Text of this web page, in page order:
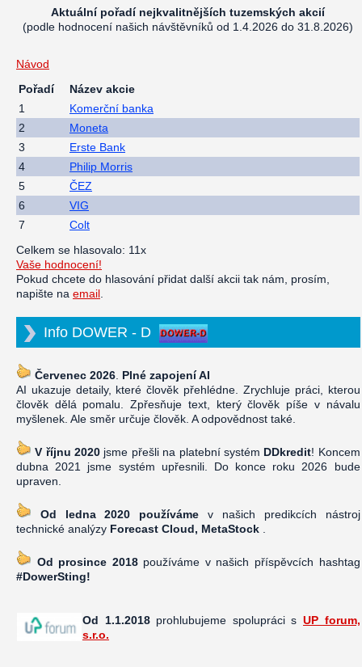
Aktuální pořadí nejkvalitnějších tuzemských akcií
(podle hodnocení našich návštěvníků od 1.4.2026 do 31.8.2026)
Návod
Pořadí
Název akcie
1
Komerční banka
2
Moneta
3
Erste Bank
4
Philip Morris
5
ČEZ
6
VIG
7
Colt
Celkem se hlasovalo: 11x
Vaše hodnocení!
Pokud chcete do hlasování přidat další akcii tak nám, prosím,
napište na email
Info DOWER - D
Červenec 2026 Plné zapojení AI
AI ukazuje detaily, které člověk přehlédne. Zrychluje práci, kterou
člověk dělá pomalu. Zpřesňuje text, který člověk píše v návalu
myšlenek. Ale směr určuje člověk. A odpovědnost také.
V říjnu 2020 jsme přešli na platební systém DDkredit! Koncem
dubna 2021 jsme systém upřesnili. Do konce roku 2026 bude
upraven.
Od ledna 2020 používáme v našich predikcích nástroj
technické analýzy Forecast Cloud, MetaStock
Od prosince 2018používáme v našich příspěvcích hashtag
#DowerSting!
Od 1.1.2018prohlubujeme spolupráci sUP forum,
s.r.o.